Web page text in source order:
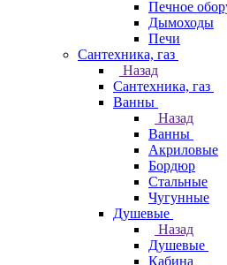
Печное
Дымоходы
Печи
Сантехника, газ
Назад
Сантехника, газ
Ванны
Назад
Ванны
Акриловые
Бордюр
Стальные
Чугунные
Душевые
Назад
Душевые
Кабина